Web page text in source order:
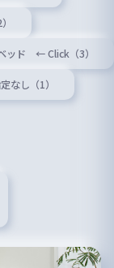
ド ← Click（3）
なし（1）